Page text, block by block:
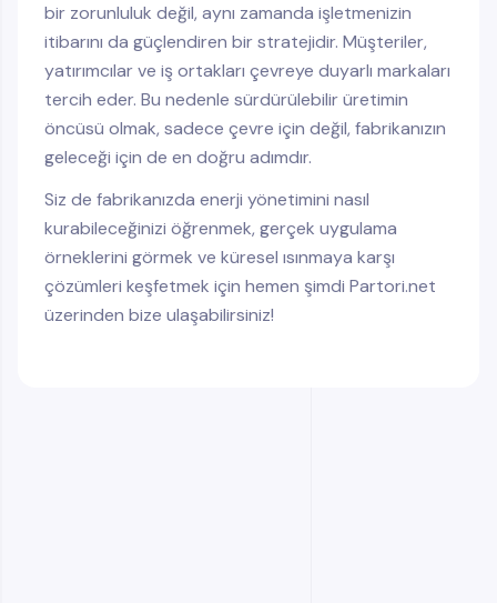
bir zorunluluk değil, aynı zamanda işletmenizin
itibarını da güçlendiren bir stratejidir. Müşteriler,
yatırımcılar ve iş ortakları çevreye duyarlı markaları
tercih eder. Bu nedenle sürdürülebilir üretimin
öncüsü olmak, sadece çevre için değil, fabrikanızın
geleceği için de en doğru adımdır.
Siz de fabrikanızda enerji yönetimini nasıl
kurabileceğinizi öğrenmek, gerçek uygulama
örneklerini görmek ve küresel ısınmaya karşı
çözümleri keşfetmek için hemen şimdi Partori.net
üzerinden bize ulaşabilirsiniz!